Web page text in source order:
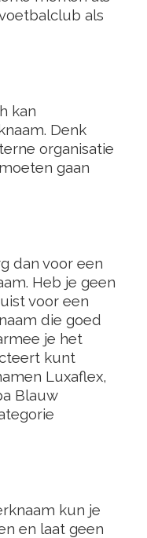
als
kan
Denk
organisatie
gaan
dan voor een
Heb je geen
voor een
die goed
je het
kunt
Luxaflex,
Blauw
kun je
en laat geen